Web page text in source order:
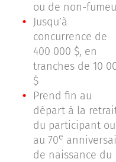
ou de non-
Jusqu’à
concurrence de
400 000 $, en
tranches de 10
$
Prend fin au
départ à la
du participant ou
au 70e
de naissance du